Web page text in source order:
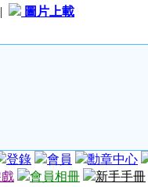
| 圖片上載
登錄 會員
勳章中心
戲
會員相冊 新手手冊